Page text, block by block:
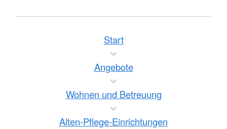
Start
Angebote
Wohnen und Betreuung
Alten-Pflege-Einrichtungen